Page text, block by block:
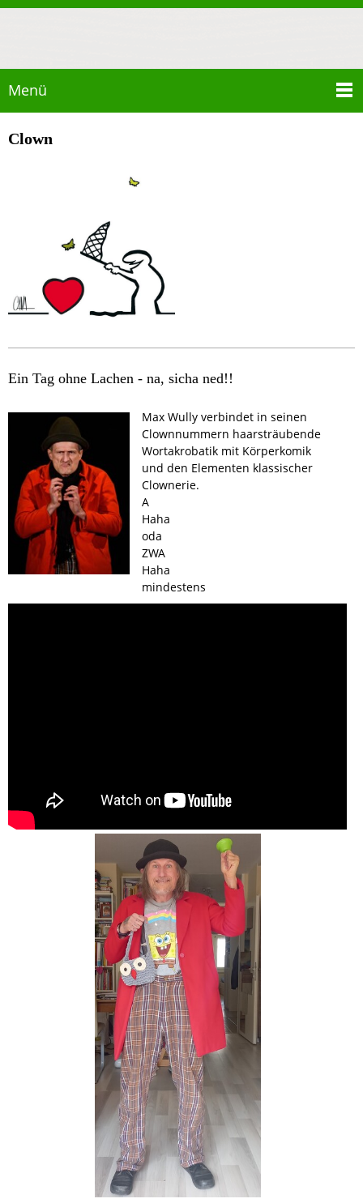
Menü
Clown
Ein Tag ohne Lachen - na, sicha ned!!
Max Wully verbindet in seinen
Clownnummern haarsträubende
Wortakrobatik mit Körperkomik
und den Elementen klassischer
Clownerie.
A
Haha
oda
ZWA
Haha
mindestens